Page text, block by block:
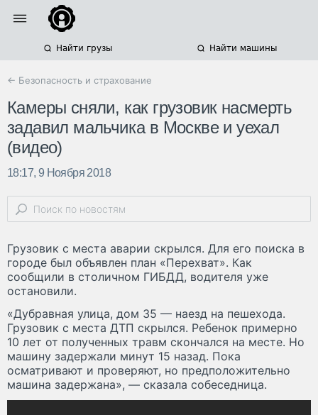
Найти грузы Найти машины
← Безопасность и страхование
Камеры сняли, как грузовик насмерть
задавил мальчика в Москве и уехал
(видео)
18:17, 9 Ноября 2018
Грузовик с места аварии скрылся. Для его поиска в
городе был объявлен план «Перехват». Как
сообщили в столичном ГИБДД, водителя уже
остановили.
«Дубравная улица, дом 35 — наезд на пешехода.
Грузовик с места ДТП скрылся. Ребенок примерно
10 лет от полученных травм скончался на месте. Но
машину задержали минут 15 назад. Пока
осматривают и проверяют, но предположительно
машина задержана», — сказала собеседница.